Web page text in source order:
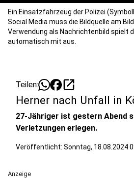
Ein Einsatzfahrzeug der Polizei
Social Media muss die Bildquelle am
Verwendung als Nachrichtenbild spielt
automatisch mit aus.
Teilen: open_in_new
Herner nach Unfall in
27-Jähriger ist gestern Abend
Verletzungen erlegen.
Veröffentlicht: Sonntag, 18.08.2024
Anzeige